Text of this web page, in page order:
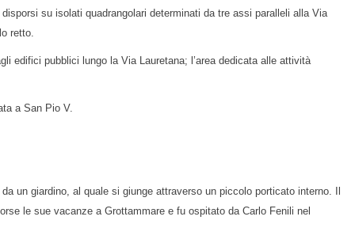
su isolati quadrangolari determinati da tre assi paralleli alla Via
retto.
edifici pubblici lungo la Via Lauretana; l’area dedicata alle attività
a San Pio V.
un giardino, al quale si giunge attraverso un piccolo porticato interno. Il
le sue vacanze a Grottammare e fu ospitato da Carlo Fenili nel